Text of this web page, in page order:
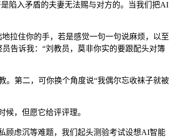
陷入矛盾的夫妻无法赐与对方的。当我们把AI
拉住你的手，若是感觉一句一句说麻烦，以至
告诉我：“刘教员，莫非你实的要跟配头对簿
第二，可你换个角度说“我偶尔忘收袜子就被
，但愿它给评评理。
虑沉等难题，我们起头测验考试设想AI智能